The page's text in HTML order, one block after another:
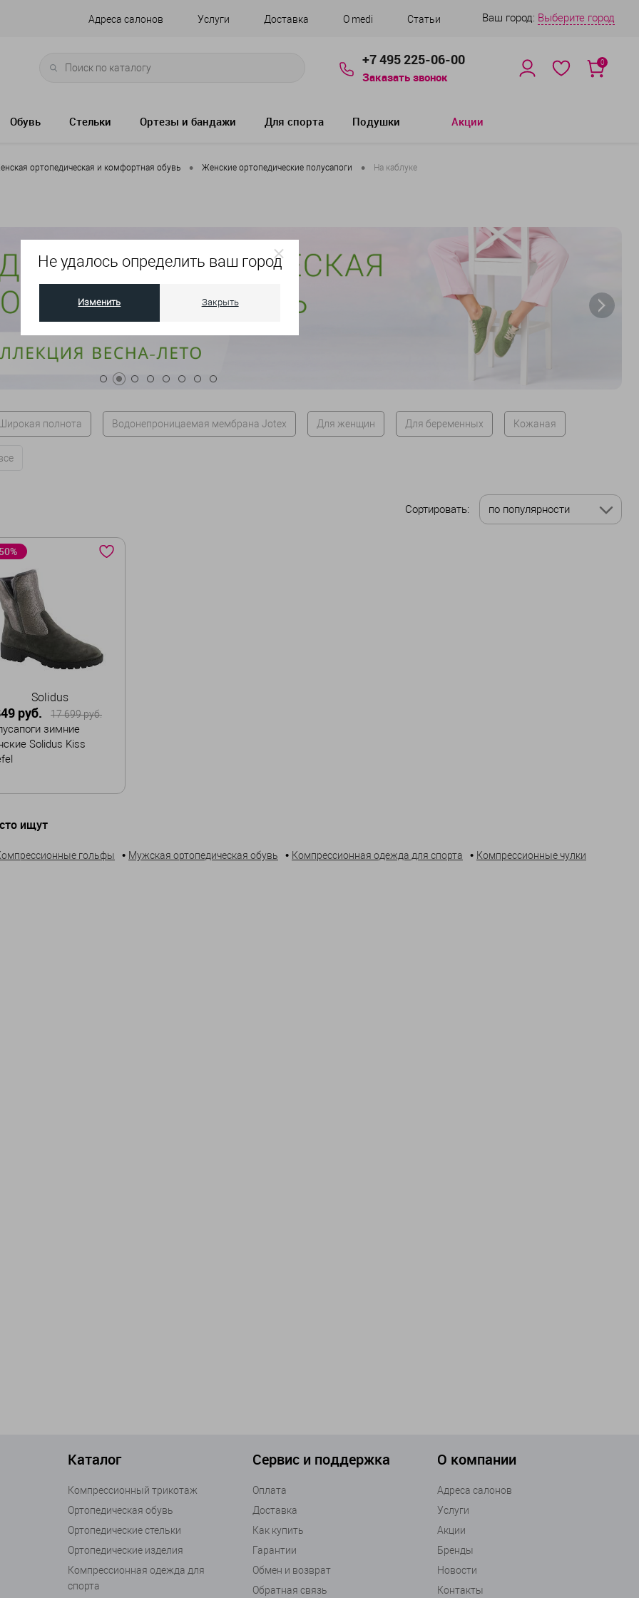
Не удалось определить ваш город
Изменить Закрыть
Адреса салонов Услуги Доставка О medi Статьи Ваш город: Выберите город
+7 495 225-06-00
Заказать звонок
0
Обувь Стельки Ортезы и бандажи Для спорта Подушки Акции
ортопедическая и комфортная обувь • Женские ортопедические полусапоги • На каблуке
Широкая полнота Водонепроницаемая мембрана Jotex Для женщин Для беременных Кожаная
Сортировать: по популярности
Solidus
руб. 17 699 руб.
зимние
Solidus Kiss
41
ищут
гольфы • Мужская ортопедическая обувь • Компрессионная одежда для спорта • Компрессионные чулки
Каталог
Компрессионный трикотаж
Ортопедическая обувь
Ортопедические стельки
Ортопедические изделия
Компрессионная одежда для
спорта
Сервис и поддержка
Оплата
Доставка
Как купить
Гарантии
Обмен и возврат
Обратная связь
О компании
Адреса салонов
Услуги
Акции
Бренды
Новости
Контакты